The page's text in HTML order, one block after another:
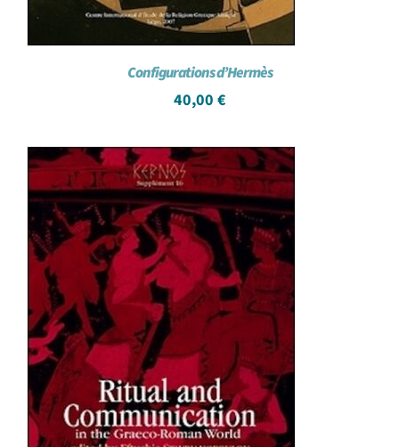
Configurations d’Hermès
40,00 €